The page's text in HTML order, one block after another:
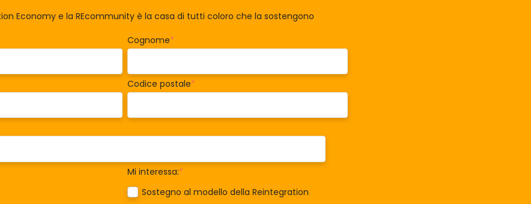
Economy e la REcommunity è la casa di tutti coloro che la sostengono
Cognome*
Codice postale*
Mi interessa:*
Sostegno al modello della Reintegration